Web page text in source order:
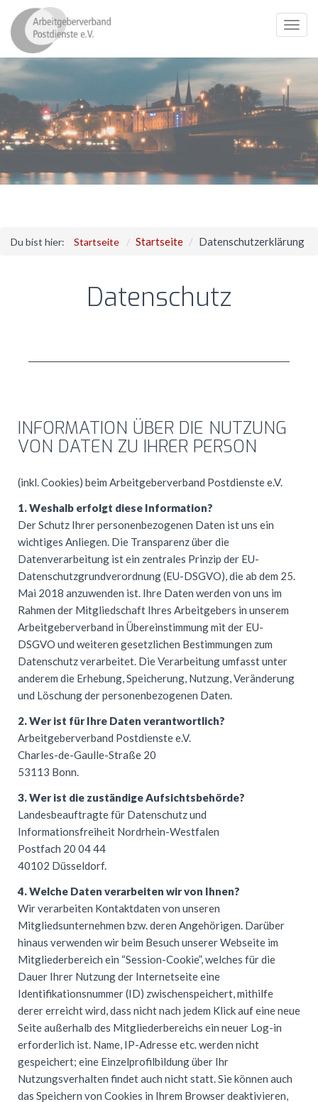
Du bist hier: Startseite Startseite Datenschutzerklärung
Datenschutz
INFORMATION ÜBER DIE NUTZUNG
VON DATEN ZU IHRER PERSON
(inkl. Cookies) beim Arbeitgeberverband Postdienste e.V.
1. Weshalb erfolgt diese Information?
Der Schutz Ihrer personenbezogenen Daten ist uns ein
wichtiges Anliegen. Die Transparenz über die
Datenverarbeitung ist ein zentrales Prinzip der EU-
Datenschutzgrundverordnung (EU-DSGVO), die ab dem 25.
Mai 2018 anzuwenden ist. Ihre Daten werden von uns im
Rahmen der Mitgliedschaft Ihres Arbeitgebers in unserem
Arbeitgeberverband in Übereinstimmung mit der EU-
DSGVO und weiteren gesetzlichen Bestimmungen zum
Datenschutz verarbeitet. Die Verarbeitung umfasst unter
anderem die Erhebung, Speicherung, Nutzung, Veränderung
und Löschung der personenbezogenen Daten.
2. Wer ist für Ihre Daten verantwortlich?
Arbeitgeberverband Postdienste e.V.
Charles-de-Gaulle-Straße 20
53113 Bonn.
3. Wer ist die zuständige Aufsichtsbehörde?
Landesbeauftragte für Datenschutz und
Informationsfreiheit Nordrhein-Westfalen
Postfach 20 04 44
40102 Düsseldorf.
4. Welche Daten verarbeiten wir von Ihnen?
Wir verarbeiten Kontaktdaten von unseren
Mitgliedsunternehmen bzw. deren Angehörigen. Darüber
hinaus verwenden wir beim Besuch unserer Webseite im
Mitgliederbereich ein “Session-Cookie”, welches für die
Dauer Ihrer Nutzung der Internetseite eine
Identifikationsnummer (ID) zwischenspeichert, mithilfe
derer erreicht wird, dass nicht nach jedem Klick auf eine neue
Seite außerhalb des Mitgliederbereichs ein neuer Log-in
erforderlich ist. Name, IP-Adresse etc. werden nicht
gespeichert; eine Einzelprofilbildung über Ihr
Nutzungsverhalten findet auch nicht statt. Sie können auch
das Speichern von Cookies in Ihrem Browser deaktivieren,